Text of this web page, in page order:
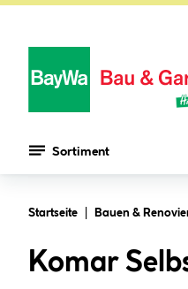
Sortiment
Startseite Bauen &
Komar